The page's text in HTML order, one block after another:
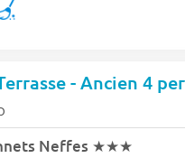
- Ancien 4
Neffes ★★★